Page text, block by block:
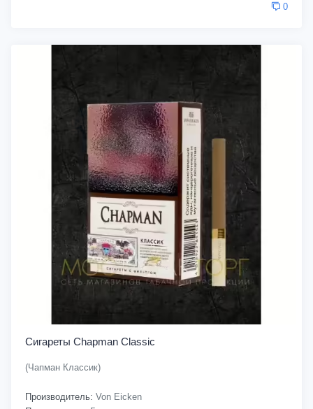
0
Сигареты Chapman Classic
(Чапман Классик)
Производитель: Von Eicken